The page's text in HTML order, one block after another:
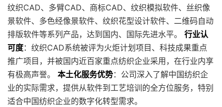
纹织CAD、多臂CAD、商标CAD、纹织模拟软件、丝织像
景软件、多色经像景软件、纹织花型设计软件、二维码自动
排版软件等系列产品，达到国内、国际先进水平。 行业认
可度：纹织CAD系统被评为火炬计划项目、科技成果重点
推广项目，并被国内近百家重点纺织企业采用，在行业内享
有极高声誉。 本土化服务优势：公司深入了解中国纺织企
业的实际需求，提供从软件到工艺培训的全方位服务，特别
适合中国纺织企业的数字化转型需求。